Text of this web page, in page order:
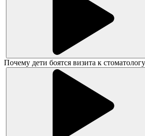
Почему дети боятся визита к